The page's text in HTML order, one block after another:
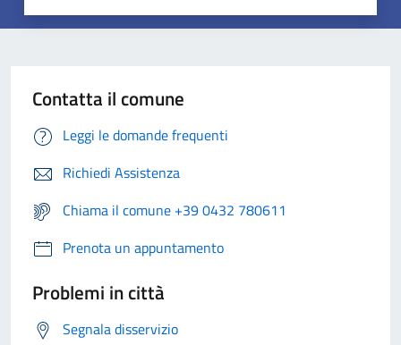
Contatta il comune
Leggi le domande frequenti
Richiedi Assistenza
Chiama il comune +39 0432 780611
Prenota un appuntamento
Problemi in città
Segnala disservizio